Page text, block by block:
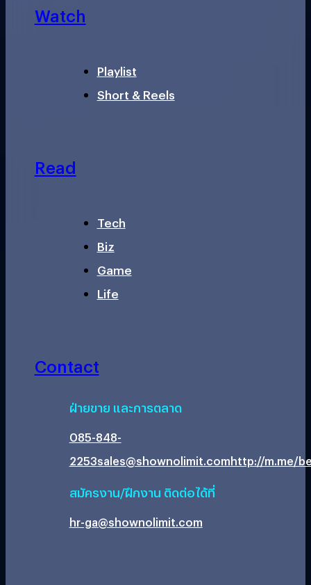
Watch
Playlist
Short & Reels
Read
Tech
Biz
Game
Life
Contact
ฝ่ายขาย และการตลาด
085-848-
2253sales@shownolimit.comhttp://m.me/
สมัครงาน/ฝึกงาน ติดต่อได้ที่
hr-ga@shownolimit.com